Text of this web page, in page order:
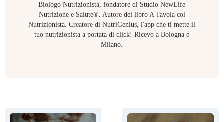
Biologo Nutrizionista, fondatore di Studio NewLife
Nutrizione e Salute®. Autore del libro A Tavola col
Nutrizionista. Creatore di NutriGenius, l'app che ti mette il
tuo nutrizionista a portata di click! Ricevo a Bologna e
Milano.